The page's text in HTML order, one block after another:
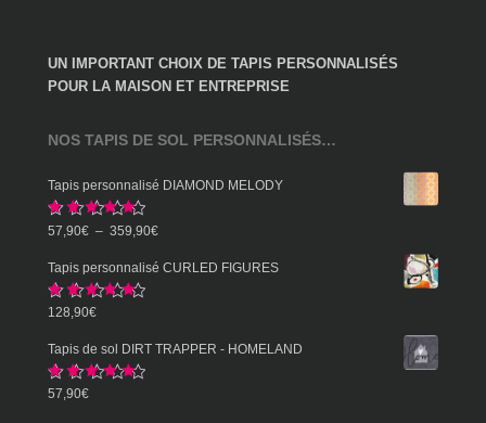
UN IMPORTANT CHOIX DE TAPIS PERSONNALISÉS
POUR LA MAISON ET ENTREPRISE
NOS TAPIS DE SOL PERSONNALISÉS…
Tapis personnalisé DIAMOND MELODY
Note 5.00
sur 5
57,90€ – 359,90€Plage
à
Tapis personnalisé CURLED FIGURES
Note
sur 5
128,90€
Tapis de sol DIRT TRAPPER - HOMELAND
Note
sur 5
57,90€